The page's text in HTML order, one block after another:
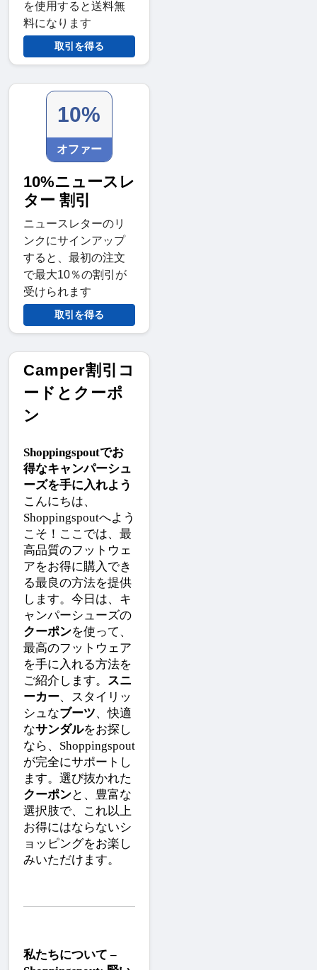
を使用すると送料無
料になります
取引を得る
10%
オファー
10%ニュースレ
ター 割引
ニュースレターのリ
ンクにサインアップ
すると、最初の注文
で最大10％の割引が
受けられます
取引を得る
Camper割引コ
ードとクーポ
ン
Shoppingspoutでお
得なキャンパーシュ
ーズを手に入れよう
こんにちは、
Shoppingspoutへよう
こそ！ここでは、最
高品質のフットウェ
アをお得に購入でき
る最良の方法を提供
します。今日は、キ
ャンパーシューズの
クーポンを使って、
最高のフットウェア
を手に入れる方法を
ご紹介します。 スニ
ーカー、スタイリッ
シュなブーツ、快適
なサンダルをお探し
なら、Shoppingspout
が完全にサポートし
ます。選び抜かれた
クーポンと、豊富な
選択肢で、これ以上
お得にはならないシ
ョッピングをお楽し
みいただけます。
私たちについて –